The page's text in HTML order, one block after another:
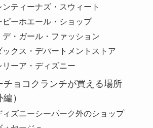
ンティーナズ・スウィート
ピーホエール・ショップ
デ・ガール・ファッション
ックス・デパートメントストア
リーア・ディズニー
チョコクランチが買える場所
）
ィズニーシーパーク外のショップ